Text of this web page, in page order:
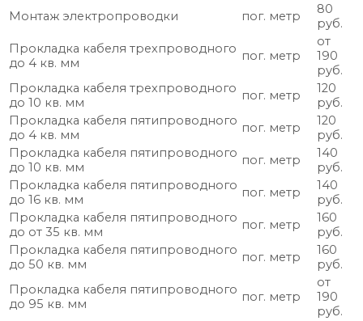
Монтаж электропроводки
пог. метр
80
руб.
Прокладка кабеля трехпроводного
до 4 кв. мм
пог. метр
от
190
руб.
Прокладка кабеля трехпроводного
до 10 кв. мм
пог. метр
120
руб.
Прокладка кабеля пятипроводного
до 4 кв. мм
пог. метр
120
руб.
Прокладка кабеля пятипроводного
до 10 кв. мм
пог. метр
140
руб.
Прокладка кабеля пятипроводного
до 16 кв. мм
пог. метр
140
руб.
Прокладка кабеля пятипроводного
до от 35 кв. мм
пог. метр
160
руб.
Прокладка кабеля пятипроводного
до 50 кв. мм
пог. метр
160
руб.
Прокладка кабеля пятипроводного
до 95 кв. мм
пог. метр
от
190
руб.